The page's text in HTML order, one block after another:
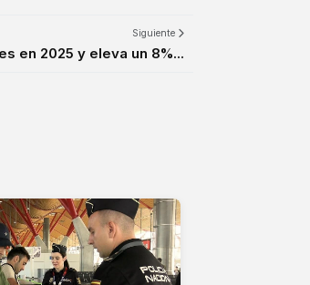
Siguiente
en 2025 y eleva un 8%...